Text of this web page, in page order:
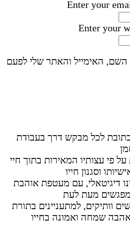
Enter your
Enter your
האימייל והאתר שלי לפעם
לכל מבקש דרך בעבודת
על פי עצותיו המאירות בתוך חיי
וסגנון חייו
דיגיטאלי, עם מעטפת אוהבת
מעת לעת
וותיקים, למתעניינים בתורת
שמחה ואמונה בחייו